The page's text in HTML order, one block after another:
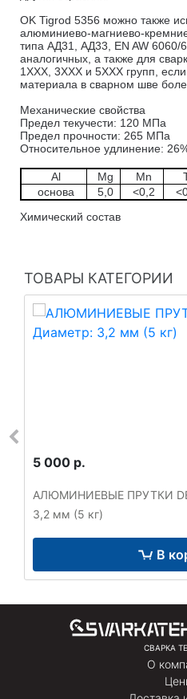
OK Tigrod 5356 можно также
алюминиево-магниево-
типа АД31, АД33, EN AW 6060/
аналогичных, а также для
1ХХХ, 3ХХХ и 5ХХХ групп, если
материала в сварном шве
Механические свойства
Предел текучести: 120 МПа
Предел прочности: 265 МПа
Относительное удлинение:
Химический состав
Al Mg Mn
основа
5,0 <0,2
ТОВАРЫ КАТЕГОРИИ
5 000 р.
АЛЮМИНИЕВЫЕ ПРУТКИ
3,2 мм (5 кг)
В
СВАРКА
О